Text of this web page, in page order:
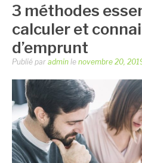
3 méthodes
calculer et
d’emprunt
Publié par admin le novembre 20,